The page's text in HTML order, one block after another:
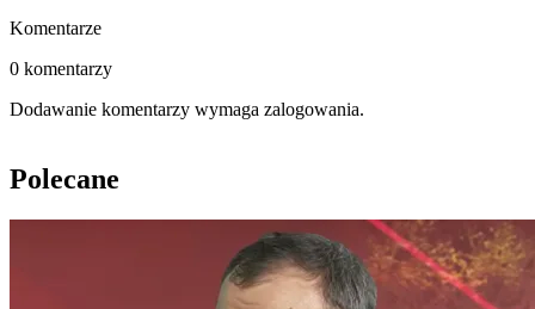
Komentarze
0 komentarzy
Dodawanie komentarzy wymaga zalogowania.
Polecane